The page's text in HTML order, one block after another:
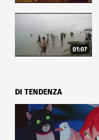
01:07
DI TENDENZA